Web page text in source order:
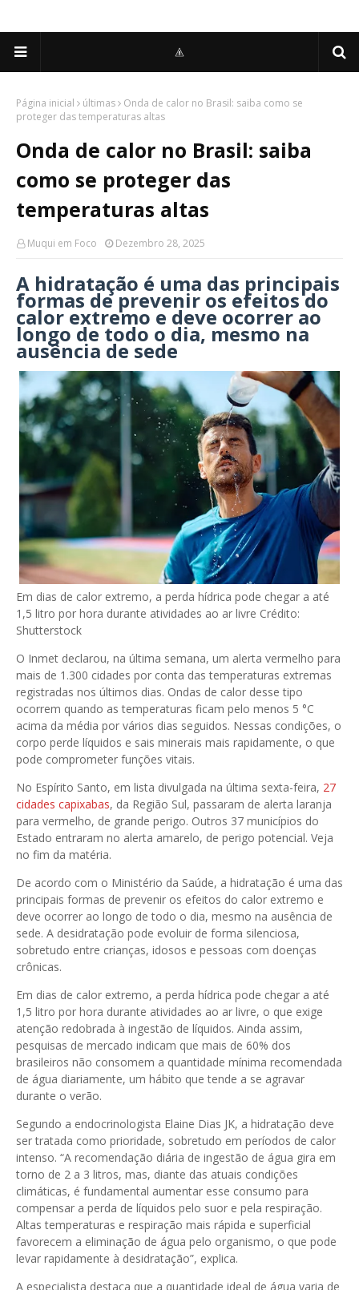
Página inicial últimas
Onda de calor no Brasil: saiba como se
proteger das temperaturas altas
Onda de calor no Brasil: saiba
como se proteger das
temperaturas altas
Muqui em Foco Dezembro 28, 2025
A hidratação é uma das principais
formas de prevenir os efeitos do
calor extremo e deve ocorrer ao
longo de todo o dia, mesmo na
ausência de sede
Em dias de calor extremo, a perda hídrica pode chegar a até
1,5 litro por hora durante atividades ao ar livre Crédito:
Shutterstock
O Inmet declarou, na última semana, um alerta vermelho para
mais de 1.300 cidades por conta das temperaturas extremas
registradas nos últimos dias. Ondas de calor desse tipo
ocorrem quando as temperaturas ficam pelo menos 5 °C
acima da média por vários dias seguidos. Nessas condições, o
corpo perde líquidos e sais minerais mais rapidamente, o que
pode comprometer funções vitais.
No Espírito Santo, em lista divulgada na última sexta-feira, 27
cidades capixabas, da Região Sul, passaram de alerta laranja
para vermelho, de grande perigo. Outros 37 municípios do
Estado entraram no alerta amarelo, de perigo potencial. Veja
no fim da matéria.
De acordo com o Ministério da Saúde, a hidratação é uma das
principais formas de prevenir os efeitos do calor extremo e
deve ocorrer ao longo de todo o dia, mesmo na ausência de
sede. A desidratação pode evoluir de forma silenciosa,
sobretudo entre crianças, idosos e pessoas com doenças
crônicas.
Em dias de calor extremo, a perda hídrica pode chegar a até
1,5 litro por hora durante atividades ao ar livre, o que exige
atenção redobrada à ingestão de líquidos. Ainda assim,
pesquisas de mercado indicam que mais de 60% dos
brasileiros não consomem a quantidade mínima recomendada
de água diariamente, um hábito que tende a se agravar
durante o verão.
Segundo a endocrinologista Elaine Dias JK, a hidratação deve
ser tratada como prioridade, sobretudo em períodos de calor
intenso. “A recomendação diária de ingestão de água gira em
torno de 2 a 3 litros, mas, diante das atuais condições
climáticas, é fundamental aumentar esse consumo para
compensar a perda de líquidos pelo suor e pela respiração.
Altas temperaturas e respiração mais rápida e superficial
favorecem a eliminação de água pelo organismo, o que pode
levar rapidamente à desidratação”, explica.
A especialista destaca que a quantidade ideal de água varia de